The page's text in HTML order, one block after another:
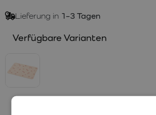
Lieferung in 1–3 Tagen
Verfügbare Varianten